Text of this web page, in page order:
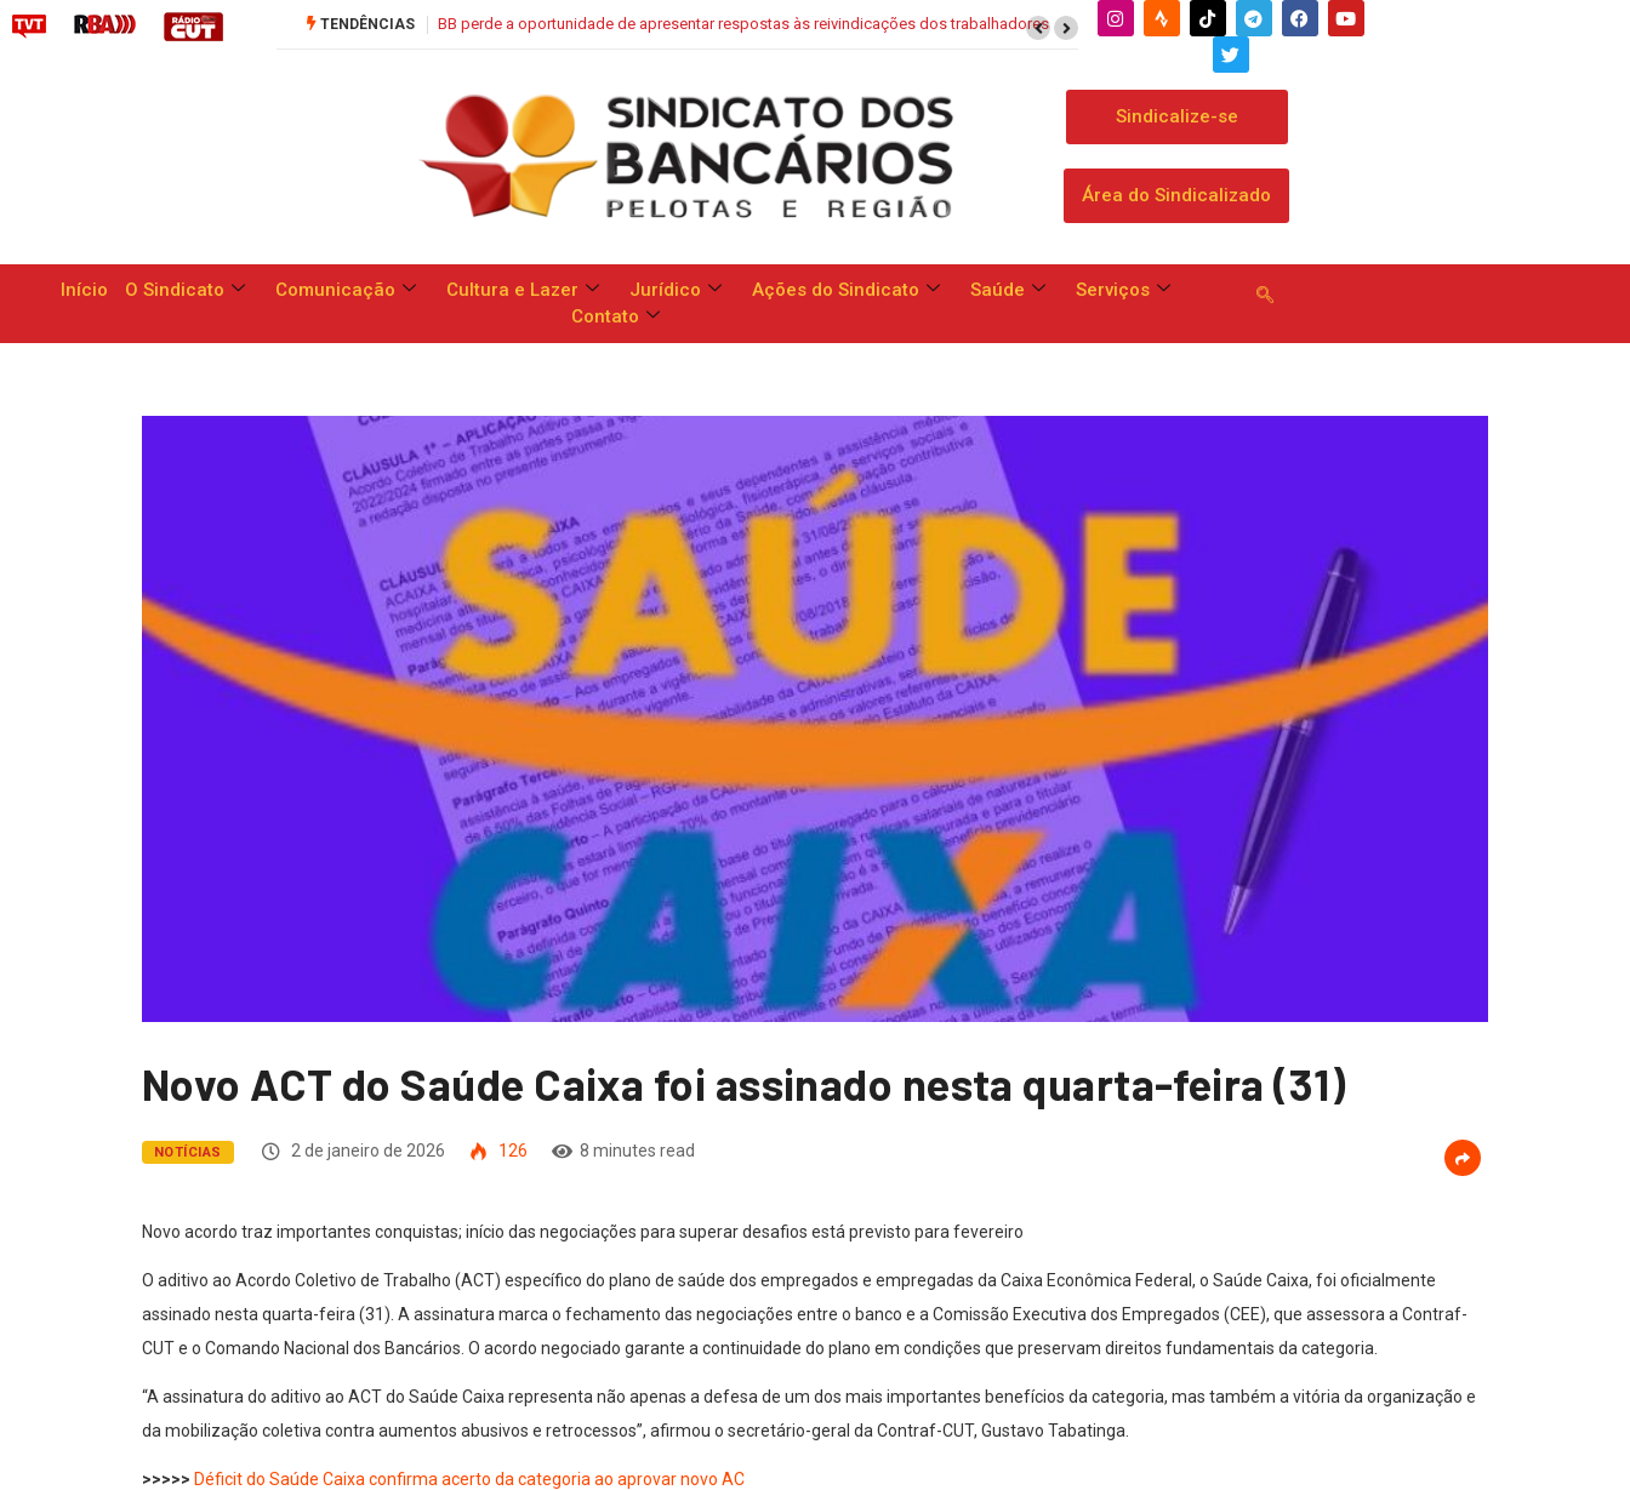
TENDÊNCIAS
de apresentar respostas às reivindicações dos trabalhadores Saúde Caixa: Banco apresenta proposta que chega a dobrar mensalidade
Sindicalize-se
Área do Sindicalizado
Início O Sindicato Comunicação Cultura e Lazer Jurídico Ações do Sindicato Saúde
Serviços
Contato
Novo ACT do Saúde Caixa foi assinado nesta quarta-feira (31)
NOTÍCIAS 2 de janeiro de 2026 126 8 minutes read
Novo acordo traz importantes conquistas; início das negociações para superar desafios está previsto para fevereiro
O aditivo ao Acordo Coletivo de Trabalho (ACT) específico do plano de saúde dos empregados e empregadas da Caixa Econômica Federal, o Saúde Caixa, foi oficialmente
assinado nesta quarta-feira (31). A assinatura marca o fechamento das negociações entre o banco e a Comissão Executiva dos Empregados (CEE), que assessora a Contraf-
CUT e o Comando Nacional dos Bancários. O acordo negociado garante a continuidade do plano em condições que preservam direitos fundamentais da categoria.
“A assinatura do aditivo ao ACT do Saúde Caixa representa não apenas a defesa de um dos mais importantes benefícios da categoria, mas também a vitória da organização e
da mobilização coletiva contra aumentos abusivos e retrocessos”, afirmou o secretário-geral da Contraf-CUT, Gustavo Tabatinga.
>>>>> Déficit do Saúde Caixa confirma acerto da categoria ao aprovar novo AC